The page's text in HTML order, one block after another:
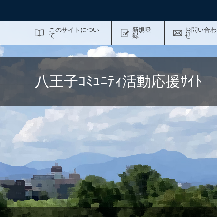
このサイトについ
て
新規登
録
お問い合わ
せ
八王子ｺﾐｭﾆﾃｨ活動応援ｻｲ